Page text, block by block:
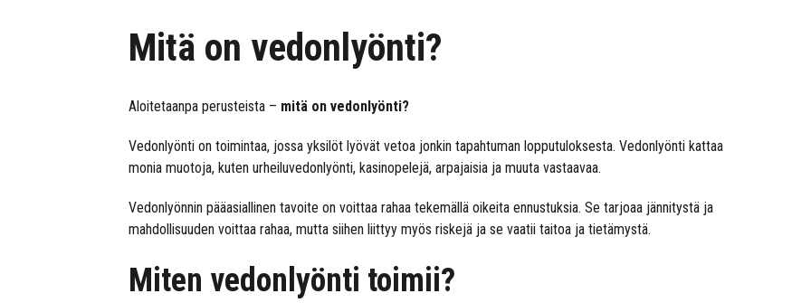
Mitä on vedonlyönti?
Aloitetaanpa perusteista – mitä on vedonlyönti?
Vedonlyönti on toimintaa, jossa yksilöt lyövät vetoa jonkin tapahtuman lopputuloksesta. Vedonlyönti kattaa
monia muotoja, kuten urheiluvedonlyönti, kasinopelejä, arpajaisia ja muuta vastaavaa.
Vedonlyönnin pääasiallinen tavoite on voittaa rahaa tekemällä oikeita ennustuksia. Se tarjoaa jännitystä ja
mahdollisuuden voittaa rahaa, mutta siihen liittyy myös riskejä ja se vaatii taitoa ja tietämystä.
Miten vedonlyönti toimii?